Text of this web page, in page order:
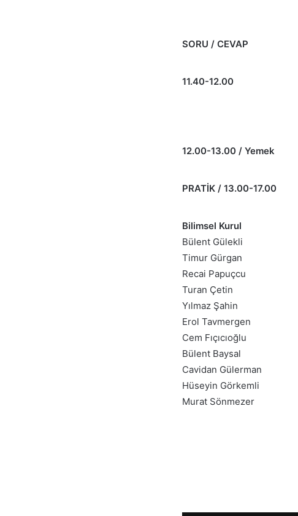
SORU / CEVAP
11.40-12.00
12.00-13.00 / Yemek
PRATİK / 13.00-17.00
Bilimsel Kurul
Bülent Gülekli
Timur Gürgan
Recai Papuçcu
Turan Çetin
Yılmaz Şahin
Erol Tavmergen
Cem Fıçıcıoğlu
Bülent Baysal
Cavidan Gülerman
Hüseyin Görkemli
Murat Sönmezer